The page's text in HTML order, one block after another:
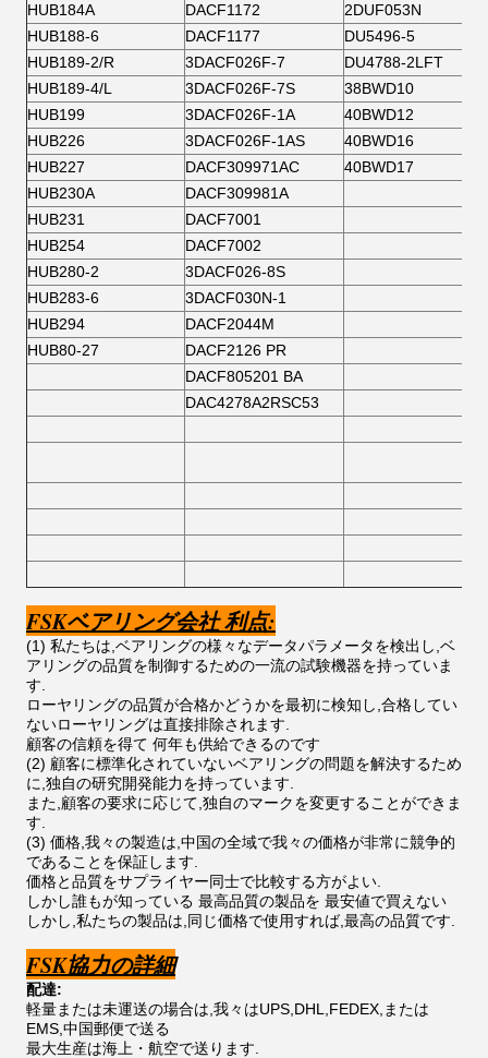
HUB184A
DACF1172
2DUF053N
HUB188-6
DACF1177
DU5496-5
HUB189-2/R
3DACF026F-7
DU4788-2LFT
HUB189-4/L
3DACF026F-7S
38BWD10
HUB199
3DACF026F-1A
40BWD12
HUB226
3DACF026F-1AS
40BWD16
HUB227
DACF309971AC
40BWD17
HUB230A
DACF309981A
HUB231
DACF7001
HUB254
DACF7002
HUB280-2
3DACF026-8S
HUB283-6
3DACF030N-1
HUB294
DACF2044M
HUB80-27
DACF2126 PR
DACF805201 BA
DAC4278A2RSC53
FSKベアリング会社 利点:
(1) 私たちは,ベアリングの様々なデータパラメータを検出し,ベ
アリングの品質を制御するための一流の試験機器を持っていま
す.
ローヤリングの品質が合格かどうかを最初に検知し,合格してい
ないローヤリングは直接排除されます.
顧客の信頼を得て 何年も供給できるのです
(2) 顧客に標準化されていないベアリングの問題を解決するため
に,独自の研究開発能力を持っています.
また,顧客の要求に応じて,独自のマークを変更することができま
す.
(3) 価格,我々の製造は,中国の全域で我々の価格が非常に競争的
であることを保証します.
価格と品質をサプライヤー同士で比較する方がよい.
しかし誰もが知っている 最高品質の製品を 最安値で買えない
しかし,私たちの製品は,同じ価格で使用すれば,最高の品質です.
FSK協力の詳細
配達:
軽量または未運送の場合は,我々はUPS,DHL,FEDEX,または
EMS,中国郵便で送る
最大生産は海上・航空で送ります.